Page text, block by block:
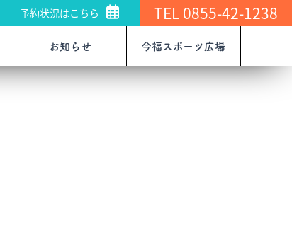
予約状況はこちら TEL 0855-42-1238
お知らせ 今福スポーツ広場